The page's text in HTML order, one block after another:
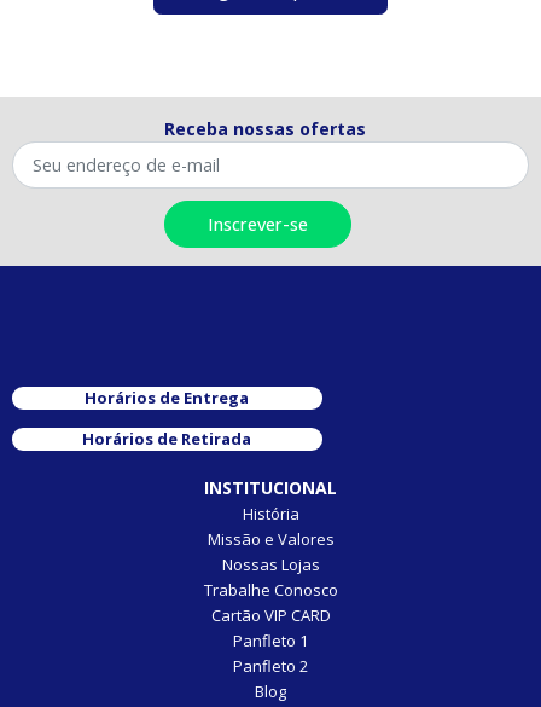
Receba nossas ofertas
Horários de Entrega
Horários de Retirada
INSTITUCIONAL
História
Missão e Valores
Nossas Lojas
Trabalhe Conosco
Cartão VIP CARD
Panfleto 1
Panfleto 2
Blog